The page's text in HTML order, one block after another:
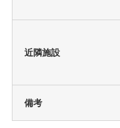
近隣施設
備考